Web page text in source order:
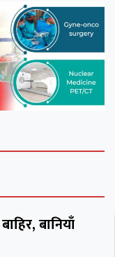
बानियाँ